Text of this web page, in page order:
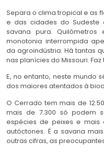
Separa o clima tropical e as
e das cidades do
savana pura.
monotonia interrompida
da agroindústria. Há tantas
nas planícies do Missouri.
E, no entanto, neste mundo
dos maiores atentados à
O Cerrado tem mais de
mais de 7.300 só podem
espécies de peixes e mais
autóctones. É a savana
outras cifras, as